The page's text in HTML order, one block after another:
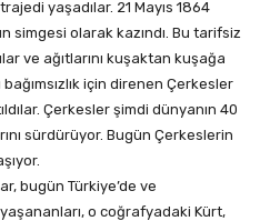
yaşadılar. 21 Mayıs 1864
simgesi olarak kazındı. Bu tarifsiz
ve ağıtlarını kuşaktan kuşağa
için direnen Çerkesler
Çerkesler şimdi dünyanın 40
sürdürüyor. Bugün Çerkeslerin
bugün Türkiye’de ve
o coğrafyadaki Kürt,